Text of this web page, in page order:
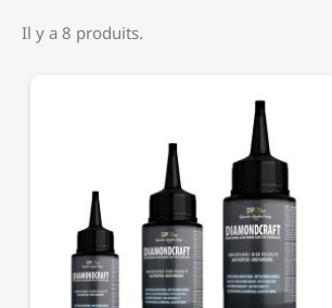
Il y a 8 produits.